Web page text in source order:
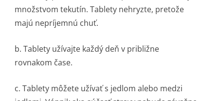
množstvom tekutín. Tablety nehryzte, pretože
majú nepríjemnú chuť.
b. Tablety užívajte každý deň v približne
rovnakom čase.
c. Tablety môžete užívať s jedlom alebo medzi